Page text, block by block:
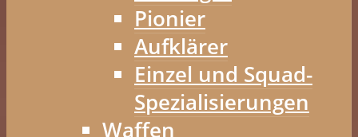
Pionier
Aufklärer
Einzel und Squad-
Spezialisierungen
Waffen